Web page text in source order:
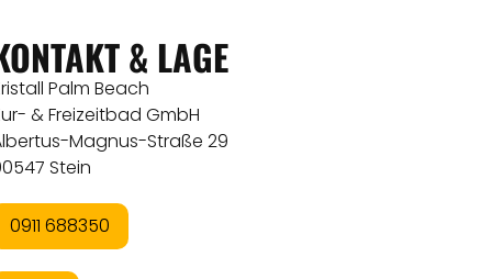
& LAGE
Palm Beach
& Freizeitbad GmbH
Magnus-Straße 29
Stein
0911 688350